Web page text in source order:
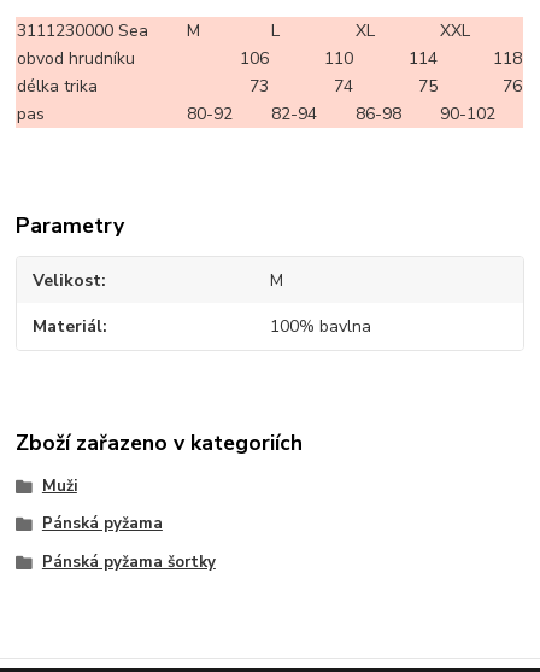
3111230000 Sea
M L XL
XXL
obvod hrudníku
106 110 114
118
délka trika
73 74 75
76
pas
80-92 82-94 86-98 90-102
Parametry
Velikost M
Materiál 100% bavlna
Zboží zařazeno v kategoriích
Muži
Pánská pyžama
Pánská pyžama šortky